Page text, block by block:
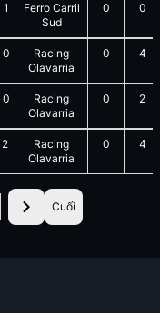
1
Ferro Carril
Sud
0 0
0
Racing
Olavarria
0 4
0
Racing
Olavarria
0 2
2
Racing
Olavarria
0 4
Cuối